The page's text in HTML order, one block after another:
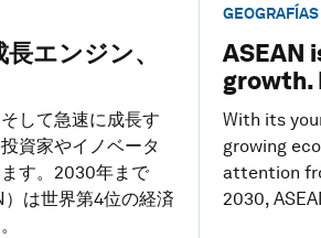
エンジン、
して急速に成長す
資家やイノベータ
す。2030年まで
は世界第4位の経済
ASEAN
growth.
With its
growing
attention
2030,